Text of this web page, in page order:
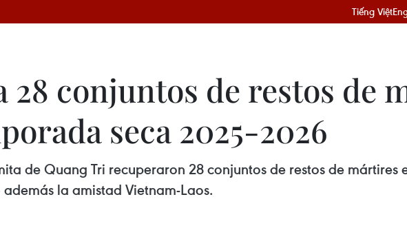
Tiếng Việt
conjuntos de restos de
seca 2025-2026
de Quang Tri recuperaron 28 conjuntos de restos de mártires
la amistad Vietnam-Laos.